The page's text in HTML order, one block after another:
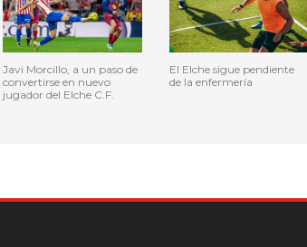
Javi Morcillo, a un paso de
convertirse en nuevo
jugador del Elche C.F.
El Elche sigue pendiente
de la enfermería